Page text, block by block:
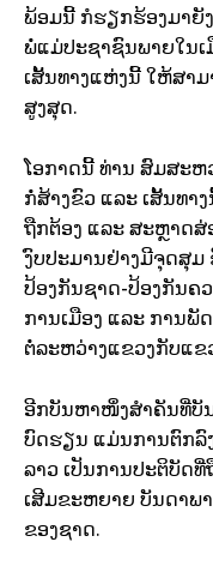
ພ້ອມນີ້ ກໍຮຽກຮ້ອງມາຍັ
ພໍ່ແມ່ປະຊາຊົນພາຍໃນ
ເສັ້ນທາງແຫ່ງນີ້ ໃຫ້ສາ
ສູງສຸດ.
ໂອກາດນີ້ ທ່ານ ສົມສະຫ
ກໍ່ສ້າງຂົວ ແລະ ເສັ້ນທາ
ຖືກຕ້ອງ ແລະ ສະຫຼາດສ່
ງົບປະມານຢ່າງມີຈຸດສຸມ
ປ້ອງກັນຊາດ-ປ້ອງກັນຄ
ການເມືອງ ແລະ ການພັ
ຕໍ່ລະຫວ່າງແຂວງກັບແຂ
ອີກບັນຫາໜຶ່ງສຳຄັນທີ່ບັ
ບົດຮຽນ ແມ່ນການຕົກລົ
ລາວ ເປັນການປະຕິບັດ
ເສີມຂະຫຍາຍ ບັນດາພ
ຂອງຊາດ.